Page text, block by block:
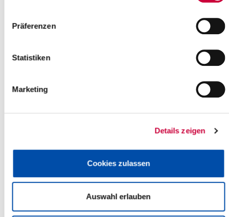
Präferenzen
Statistiken
Marketing
Details zeigen
Cookies zulassen
Auswahl erlauben
Optimieren von Gleichgewicht und Körperhaltung sowie das
Erlernen effizienter Manöver auf dem Wasser. Darüber hinaus
Leistungsfähigkeit zu steigern. Ein weiterer Schwerpunkt liegt auf
dem naturverträglichen Verhalten – als verantwortungsvoller
respektvolles Verhalten auf dem Wasser gelegt.
Telefon:015153752674
0482140110[at]web.de
Quelle
Ansprechpartner:Norbert Schulz